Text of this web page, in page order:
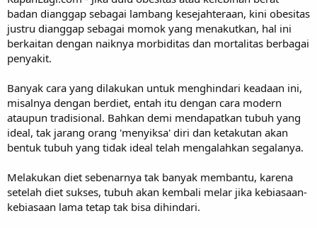
badan dianggap sebagai lambang kesejahteraan, kini obesitas
justru dianggap sebagai momok yang menakutkan, hal ini
berkaitan dengan naiknya morbiditas dan mortalitas berbagai
penyakit.
Banyak cara yang dilakukan untuk menghindari keadaan ini,
misalnya dengan berdiet, entah itu dengan cara modern
ataupun tradisional. Bahkan demi mendapatkan tubuh yang
ideal, tak jarang orang 'menyiksa' diri dan ketakutan akan
bentuk tubuh yang tidak ideal telah mengalahkan segalanya.
Melakukan diet sebenarnya tak banyak membantu, karena
setelah diet sukses, tubuh akan kembali melar jika kebiasaan-
kebiasaan lama tetap tak bisa dihindari.